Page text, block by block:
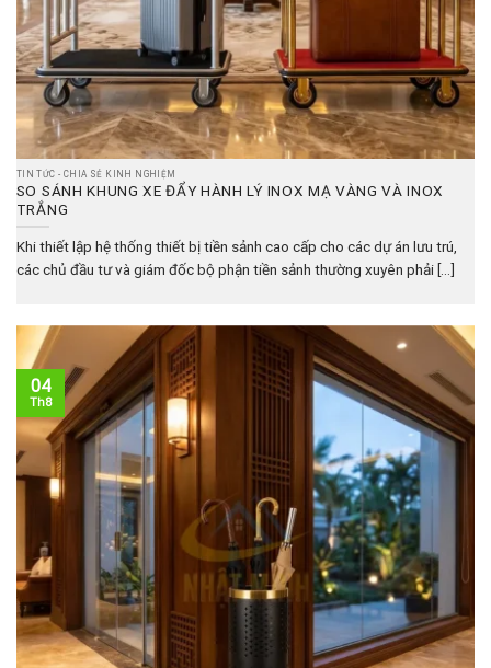
TIN TỨC - CHIA SẺ KINH NGHIỆM
SO SÁNH KHUNG XE ĐẨY HÀNH LÝ INOX MẠ VÀNG VÀ INOX
TRẮNG
Khi thiết lập hệ thống thiết bị tiền sảnh cao cấp cho các dự án lưu trú,
các chủ đầu tư và giám đốc bộ phận tiền sảnh thường xuyên phải [...]
04
Th8